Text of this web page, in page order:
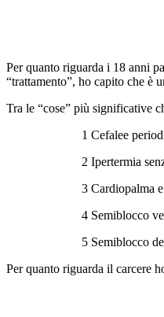
Per quanto riguarda i 18 anni
“trattamento”, ho capito che è
Tra le “cose” più significative
1 Cefalee
2 Ipertermia
3 Cardiopalma
4 Semiblocco
5 Semiblocco
Per quanto riguarda il carcere